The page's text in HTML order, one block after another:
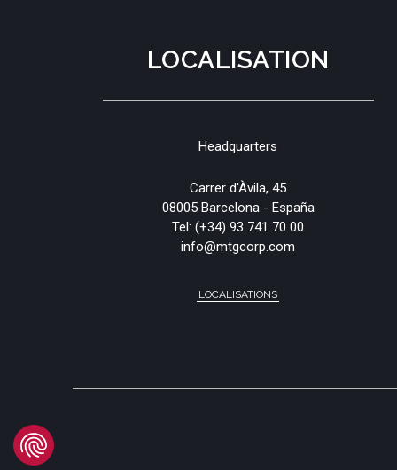
LOCALISATION
Headquarters
Carrer d'Àvila, 45
08005 Barcelona - España
Tel:(+34) 93 741 70 00
info@mtgcorp.com
LOCALISATIONS